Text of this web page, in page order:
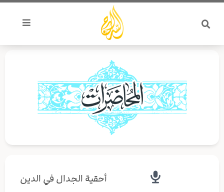
تخطي
المحتوى
أحقية الجدال في الدين